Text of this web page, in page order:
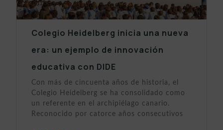
Colegio Heidelberg inicia una nueva
era: un ejemplo de innovación
educativa con DIDE
Con más de cincuenta años de historia, el
Colegio Heidelberg se ha consolidado como
un referente en el archipiélago canario.
Reconocido por catorce años consecutivos